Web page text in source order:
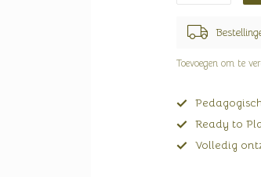
Toevoegen om te
Ready to
Volledig